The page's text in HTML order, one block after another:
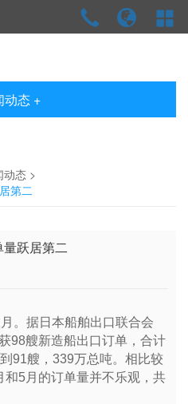
动态 +
动态 >
第二
跃居第二
。据日本船舶出口联合会
98艘新造船出口订单，合计
91艘，339万总吨。相比较
5月的订单量并不乐观，共